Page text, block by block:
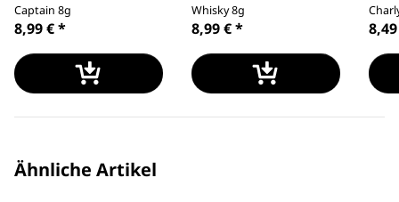
Captain 8g
8,99 €*
Whisky 8g
8,99 €*
Ähnliche Artikel